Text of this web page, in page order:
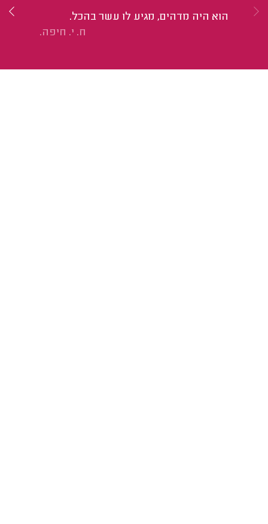
הוא היה מדהים, מגיע לו עשר בהכל.
ח. י. חיפה.